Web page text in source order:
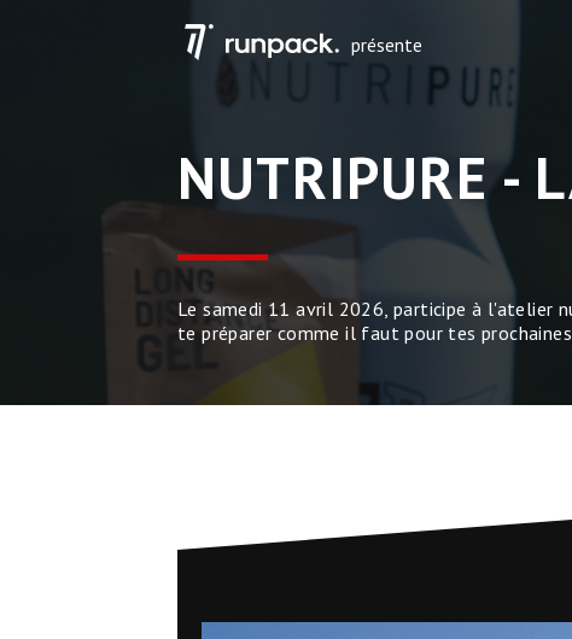
présente
NUTRIPURE -
Le samedi 11 avril 2026, participe à l'atelier
te préparer comme il faut pour tes